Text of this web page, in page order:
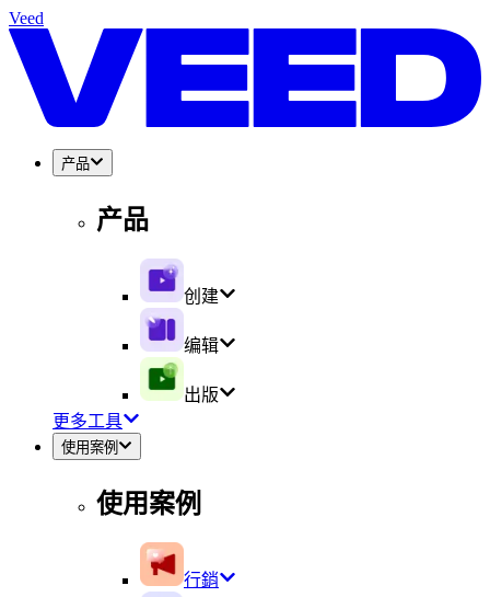
Veed
产品
产品
创建
编辑
出版
更多工具
使用案例
使用案例
行銷